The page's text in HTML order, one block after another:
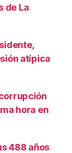
de La
atípica
hora en
488 años